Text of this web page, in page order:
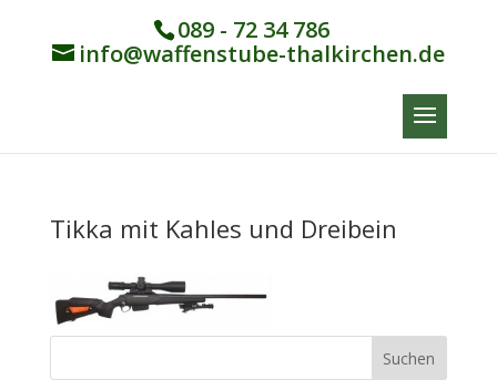
089 - 72 34 786
info@waffenstube-thalkirchen.de
Tikka mit Kahles und Dreibein